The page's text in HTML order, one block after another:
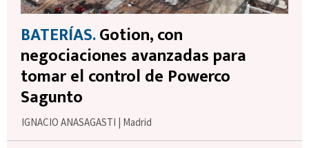
BATERÍAS.Gotion, con
negociaciones avanzadas para
tomar el control de Powerco
Sagunto
IGNACIO ANASAGASTI Madrid